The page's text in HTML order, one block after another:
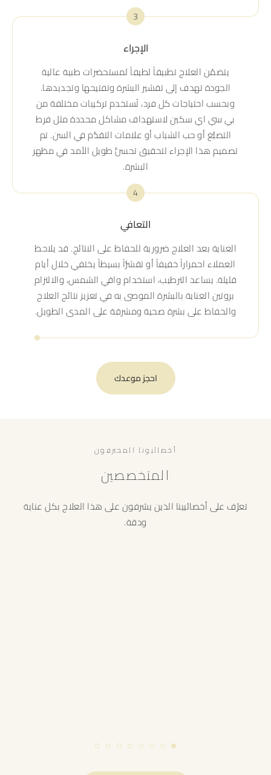
4
التعافي
العناية بعد العلاج ضرورية للحفاظ على النتائج. قد يلاحظ
العملاء احمراراً خفيفاً أو تقشُّراً بسيطاً يختفي خلال أيام
قليلة. يساعد الترطيب، استخدام واقي الشمس، والالتزام
بروتين العناية بالبشرة الموصى به في تعزيز نتائج العلاج
والحفاظ على بشرة صحية ومشرقة على المدى الطويل.
3
الإجراء
يتضمّن العلاج تطبيقاً لطيفاً لمستحضرات طبية عالية
الجودة تهدف إلى تقشير البشرة وتفتيحها وتجديدها.
وبحسب احتياجات كل فرد، تُستخدم تركيبات مختلفة من
بي سي اي سكين لاستهداف مشاكل محددة مثل فرط
التصبُّغ أو حب الشباب أو علامات التقدُّم في السن. تم
تصميم هذا الإجراء لتحقيق تحسُّن طويل الأمد في مظهر
البشرة.
احجز موعدك
أخصائيونا المحترفون
المتخصصين
تعرّف على أخصائيينا الذين يشرفون على هذا العلاج بكل عناية
ودقة.